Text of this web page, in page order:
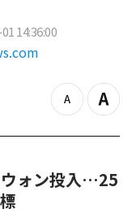
14:36:00
z
o
u
Z
o
n
ォン投入…25